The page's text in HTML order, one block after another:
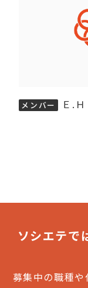
メンバー Ｅ.Ｈ
ソシエテで
募集中の職種